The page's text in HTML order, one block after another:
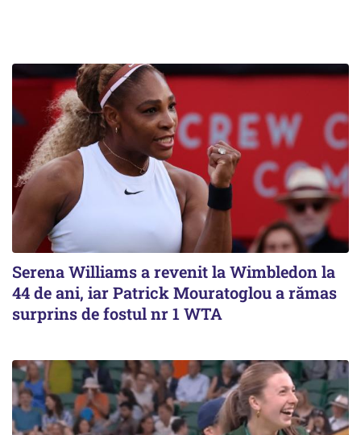
Serena Williams a revenit la Wimbledon la
44 de ani, iar Patrick Mouratoglou a rămas
surprins de fostul nr 1 WTA